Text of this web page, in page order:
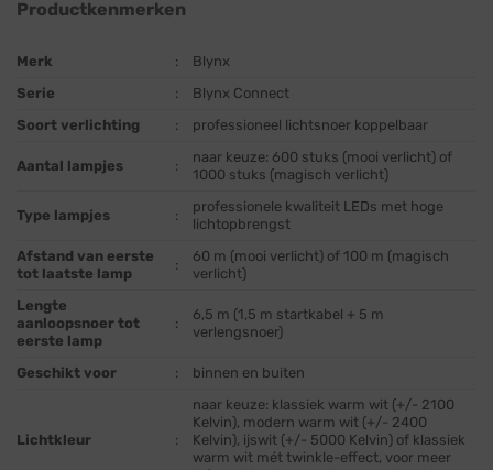
Productkenmerken
Merk :
Blynx
Serie
:
Blynx Connect
Soort verlichting
: professioneel lichtsnoer koppelbaar
Aantal lampjes :
naar keuze: 600 stuks (mooi verlicht) of
1000 stuks (magisch verlicht)
Type lampjes :
professionele kwaliteit LEDs met hoge
lichtopbrengst
Afstand van eerste
tot laatste lamp
:
60 m (mooi verlicht) of 100 m (magisch
verlicht)
Lengte
aanloopsnoer tot
eerste lamp
:
6,5 m (1,5 m startkabel + 5 m
verlengsnoer)
Geschikt voor : binnen en buiten
Lichtkleur :
naar keuze: klassiek warm wit (+/- 2100
Kelvin), modern warm wit (+/- 2400
Kelvin), ijswit (+/- 5000 Kelvin) of klassiek
warm wit mét twinkle-effect, voor meer